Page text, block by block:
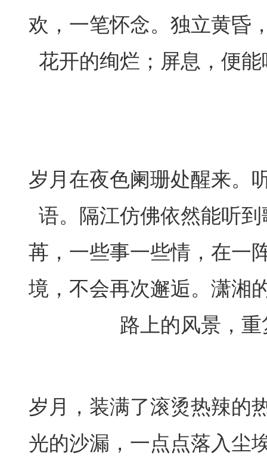
欢，一笔怀念。独立黄昏
花开的绚烂；屏息，便
岁月在夜色阑珊处醒来。
语。隔江仿佛依然能听
苒，一些事一些情，在一
境，不会再次邂逅。潇湘
路上的风景，
岁月，装满了滚烫热辣的
光的沙漏，一点点落入尘